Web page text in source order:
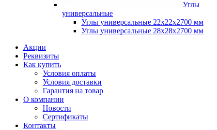
Углы
универсальные
Углы универсальные 22х22х2700 мм
Углы универсальные 28х28х2700 мм
Акции
Реквизиты
Как купить
Условия оплаты
Условия доставки
Гарантия на товар
О компании
Новости
Сертификаты
Контакты